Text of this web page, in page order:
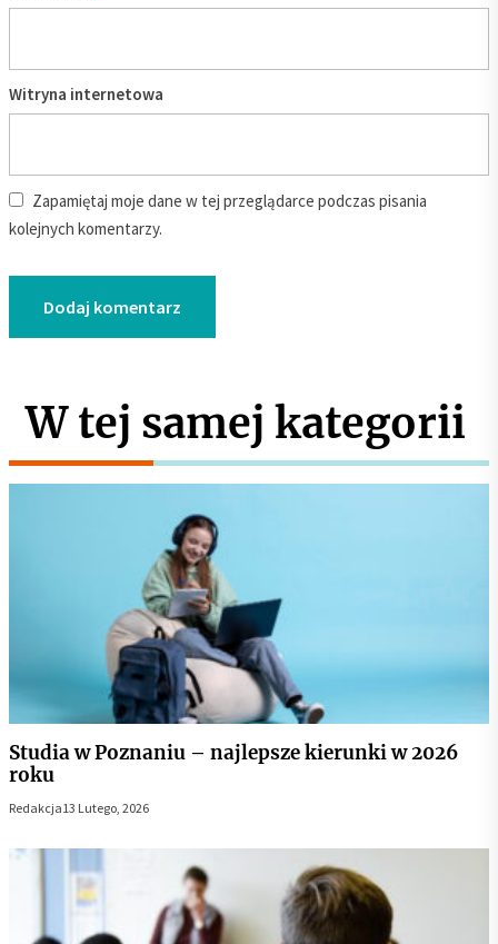
Witryna internetowa
Zapamiętaj moje dane w tej przeglądarce podczas pisania
kolejnych komentarzy.
W tej samej kategorii
Studia w Poznaniu – najlepsze kierunki w 2026
roku
Redakcja13 Lutego, 2026